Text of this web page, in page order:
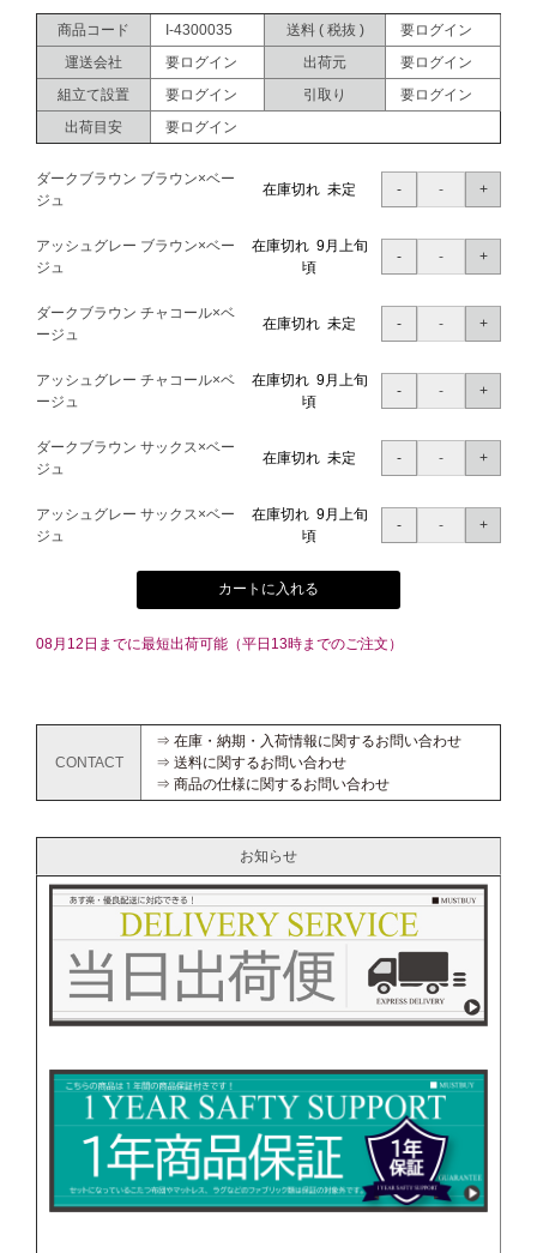
商品コード I-4300035 送料 ( 税抜 )
要ログイン
運送会社
要ログイン 出荷元
要ログイン
組立て設置
要ログイン 引取り
要ログイン
出荷目安
要ログイン
ダークブラウン ブラウン×ベー
ジュ
在庫切れ 未定
アッシュグレー ブラウン×ベー
ジュ
在庫切れ 9月上旬
頃
ダークブラウン チャコール×ベ
ージュ
在庫切れ 未定
アッシュグレー チャコール×ベ
ージュ
在庫切れ 9月上旬
頃
ダークブラウン サックス×ベー
ジュ
在庫切れ 未定
アッシュグレー サックス×ベー
ジュ
在庫切れ 9月上旬
頃
カートに入れる
08月12日までに最短出荷可能（平日13時までのご注文）
CONTACT
⇒ 在庫・納期・入荷情報に関するお問い合わせ
⇒ 送料に関するお問い合わせ
⇒ 商品の仕様に関するお問い合わせ
お知らせ